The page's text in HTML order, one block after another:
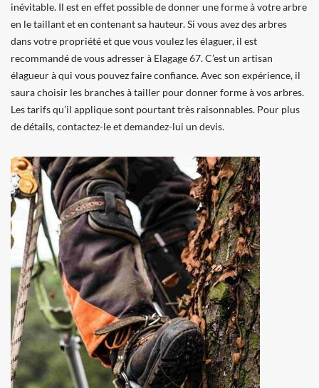
inévitable. Il est en effet possible de donner une forme à votre arbre
en le taillant et en contenant sa hauteur. Si vous avez des arbres
dans votre propriété et que vous voulez les élaguer, il est
recommandé de vous adresser à Elagage 67. C’est un artisan
élagueur à qui vous pouvez faire confiance. Avec son expérience, il
saura choisir les branches à tailler pour donner forme à vos arbres.
Les tarifs qu’il applique sont pourtant très raisonnables. Pour plus
de détails, contactez-le et demandez-lui un devis.